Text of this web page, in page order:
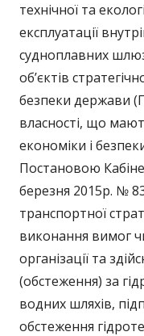
технічної та
експлуатації
судноплавних
об’єктів
безпеки держави
власності, що
економіки і
Постановою
березня 2015р. №
транспортної
виконання вимог
організації та
(обстеження) за
водних шляхів,
обстеження